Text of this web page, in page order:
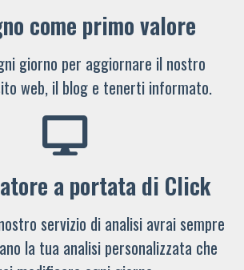
come primo valore
giorno per aggiornare il nostro
web, il blog e tenerti informato.
a portata di Click
servizio di analisi avrai sempre
la tua analisi personalizzata che